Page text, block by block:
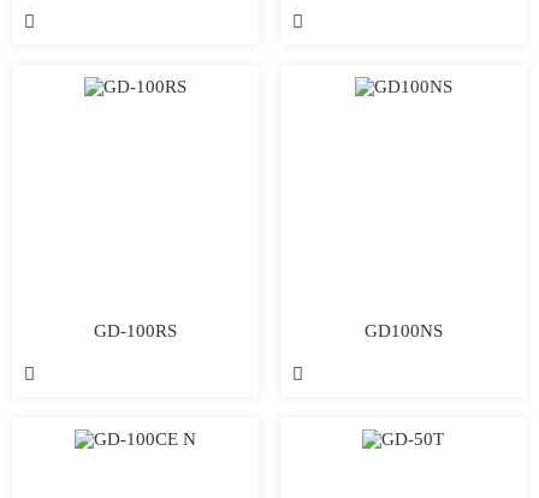
 
GD-100RS

GD100NS
